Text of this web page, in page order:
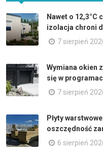
Nawet o 12,3°C
izolacja chroni
7 sierpień
Wymiana okien
się w
7 sierpień
Płyty
oszczędność
6 sierpień